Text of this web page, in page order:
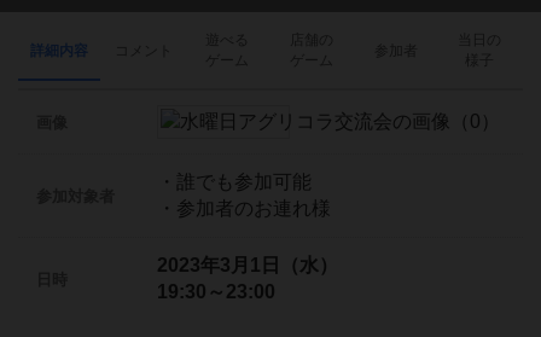
詳細内容
・誰でも参加可能
・参加者のお連れ様
2023年3月1日（水）
19:30～23:00